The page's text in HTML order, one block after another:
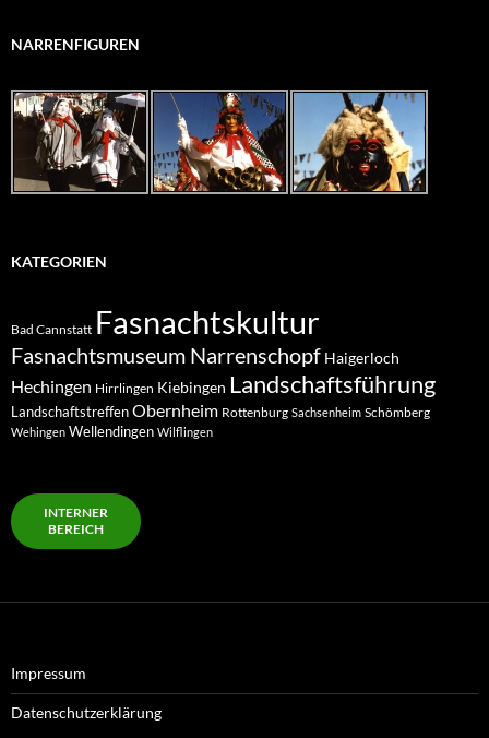
NARRENFIGUREN
KATEGORIEN
Bad Cannstatt Fasnachtskultur
Fasnachtsmuseum Narrenschopf Haigerloch
Hechingen Hirrlingen Kiebingen Landschaftsführung
LandschaftstreffenObernheim Rottenburg Sachsenheim Schömberg
Wehingen Wellendingen Wilflingen
INTERNER
BEREICH
Impressum
Datenschutzerklärung